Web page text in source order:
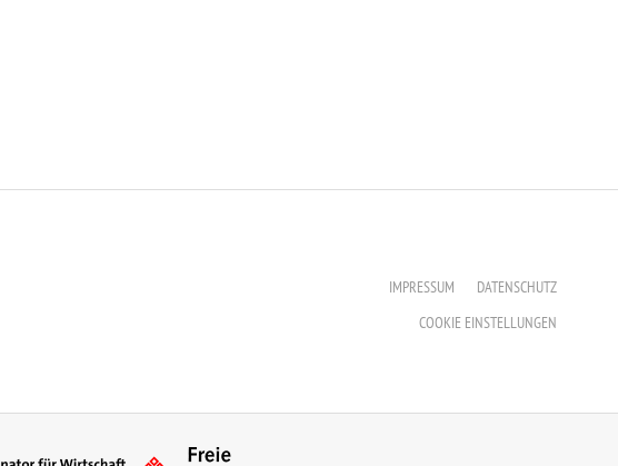
IMPRESSUM
DATENSCHUTZ
COOKIE EINSTELLUNGEN